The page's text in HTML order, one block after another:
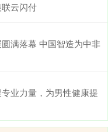
云闪付
满落幕 中国智造为中非
业力量，为男性健康提